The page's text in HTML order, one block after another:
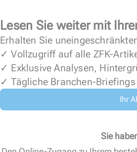
Lesen Sie weiter mit
Erhalten Sie
✓ Vollzugriff auf alle ZFK-
✓ Exklusive Analysen,
✓ Tägliche Branchen-
Ihr
Sie